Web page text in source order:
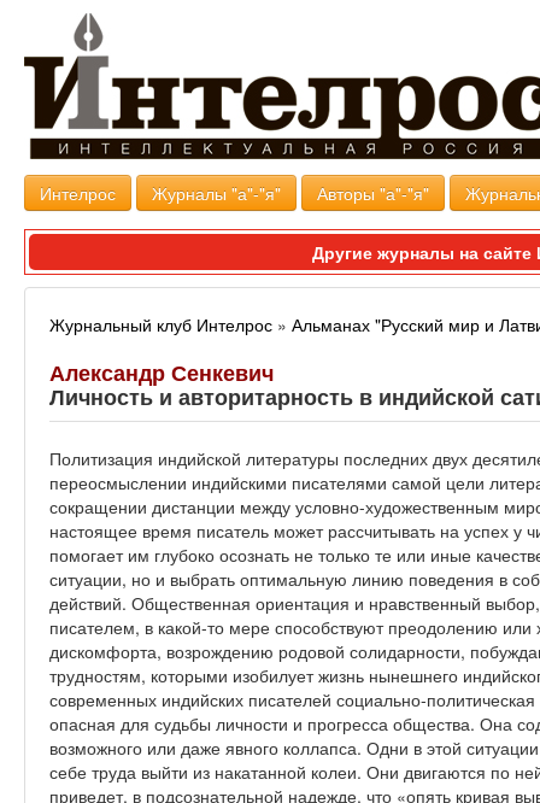
Интелрос Журналы "а"-"я" Авторы "а"-"я"
Другие журналы на
Журнальный клуб Интелрос » Альманах "Русский мир и
Александр Сенкевич
Личность и авторитарность в индийской
Политизация индийской литературы последних двух
переосмыслении индийскими писателями самой цели
сокращении дистанции между условно-художественным
настоящее время писатель может рассчитывать на успех у
помогает им глубоко осознать не только те или иные
ситуации, но и выбрать оптимальную линию поведения в
действий. Общественная ориентация и нравственный
писателем, в какой-то мере способствуют преодолению или
дискомфорта, возрождению родовой солидарности,
трудностям, которыми изобилует жизнь нынешнего
современных индийских писателей социально-
опасная для судьбы личности и прогресса общества. Она
возможного или даже явного коллапса. Одни в этой
себе труда выйти из накатанной колеи. Они двигаются по
приведет, в подсознательной надежде, что «опять кривая